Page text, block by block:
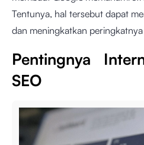
Tentunya, hal tersebut dapat
dan meningkatkan
Pentingnya
SEO